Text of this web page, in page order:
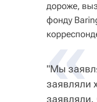
дороже,
фонду
«
"Мы
заявляли
заявляли.